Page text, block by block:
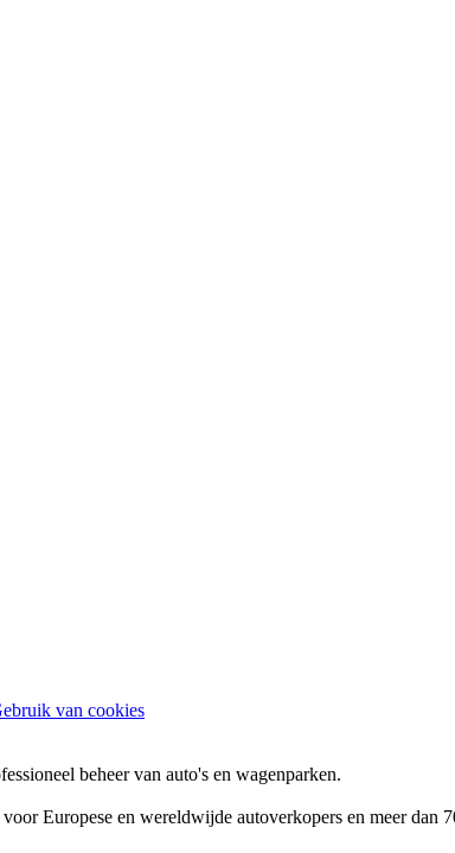
van cookies
beheer van auto's en wagenparken.
Europese en wereldwijde autoverkopers en meer dan